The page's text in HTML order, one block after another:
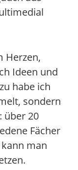
Herzen,
Ideen und
habe ich
sondern
über 20
Fächer
man